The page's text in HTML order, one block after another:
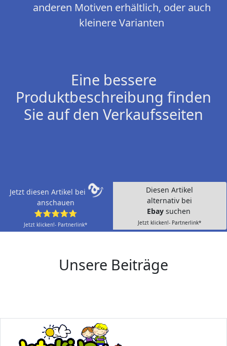
anderen Motiven erhältlich, oder auch
kleinere Varianten
Eine bessere
Produktbeschreibung finden
Sie auf den Verkaufsseiten
Jetzt diesen Artikel bei
anschauen
⭐⭐⭐⭐⭐
Jetzt klicken!- Partnerlink*
Diesen Artikel
alternativ bei
Ebay suchen
Jetzt klicken!- Partnerlink*
Unsere Beiträge